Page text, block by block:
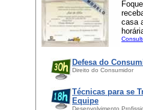
casa
Defesa do
Direito do Consumidor
Técnicas para se
Equipe
Desenvolvimento